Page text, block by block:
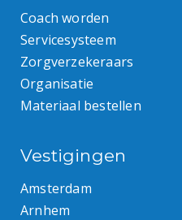
Coach worden
Servicesysteem
Zorgverzekeraars
Organisatie
Materiaal bestellen
Vestigingen
Amsterdam
Arnhem